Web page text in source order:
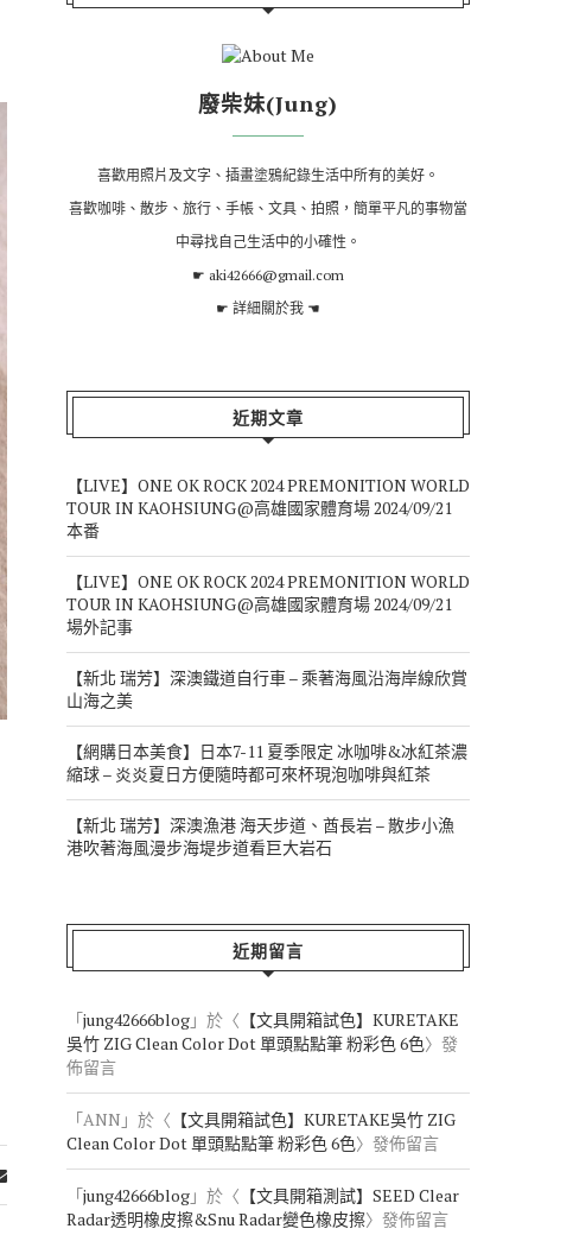
廢柴妹(Jung)
喜歡用照片及文字、插畫塗鴉紀錄生活中所有的美好。
喜歡咖啡、散步、旅行、手帳、文具、拍照，簡單平凡的事物當
中尋找自己生活中的小確性。
☛ aki42666@gmail.com
☛ 詳細關於我 ☚
近期文章
【LIVE】ONE OK ROCK 2024 PREMONITION WORLD
TOUR IN KAOHSIUNG@高雄國家體育場 2024/09/21
本番
【LIVE】ONE OK ROCK 2024 PREMONITION WORLD
TOUR IN KAOHSIUNG@高雄國家體育場 2024/09/21
場外記事
【新北 瑞芳】深澳鐵道自行車 – 乘著海風沿海岸線欣賞
山海之美
【網購日本美食】日本7-11 夏季限定 冰咖啡&冰紅茶濃
縮球 – 炎炎夏日方便隨時都可來杯現泡咖啡與紅茶
【新北 瑞芳】深澳漁港 海天步道、酋長岩 – 散步小漁
港吹著海風漫步海堤步道看巨大岩石
近期留言
「jung42666blog 」於〈 【文具開箱試色】KURETAKE
吳竹 ZIG Clean Color Dot 單頭點點筆 粉彩色 6色〉發
佈留言
「ANN 」於〈 【文具開箱試色】KURETAKE吳竹 ZIG
Clean Color Dot 單頭點點筆 粉彩色 6色〉發佈留言
「jung42666blog 」於〈 【文具開箱測試】SEED Clear
Radar透明橡皮擦&Snu Radar變色橡皮擦〉發佈留言